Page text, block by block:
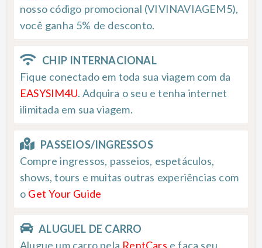
nosso código promocional (VIVINAVIAGEM5),
você ganha 5% de desconto.
CHIP INTERNACIONAL
Fique conectado em toda sua viagem com da
EASYSIM4U. Adquira o seu e tenha internet
ilimitada em sua viagem.
PASSEIOS/INGRESSOS
Compre ingressos, passeios, espetáculos,
shows, tours e muitas outras experiências com
o Get Your Guide
ALUGUEL DE CARRO
Alugue um carro pela RentCars e faça seu